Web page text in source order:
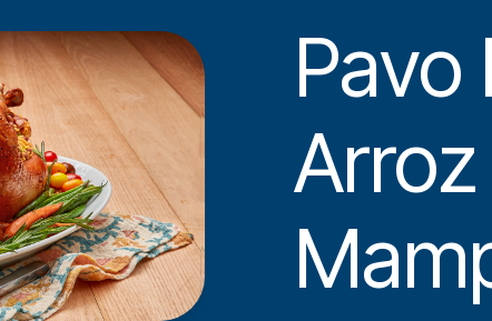
Pavo
Arroz